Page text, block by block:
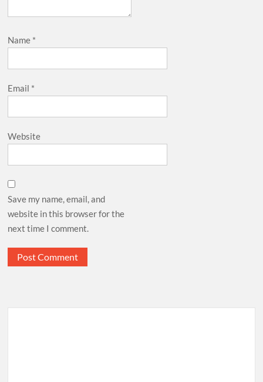
Name *
Email *
Website
Save my name, email, and
website in this browser for the
next time I comment.